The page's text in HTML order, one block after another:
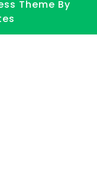
Theme By